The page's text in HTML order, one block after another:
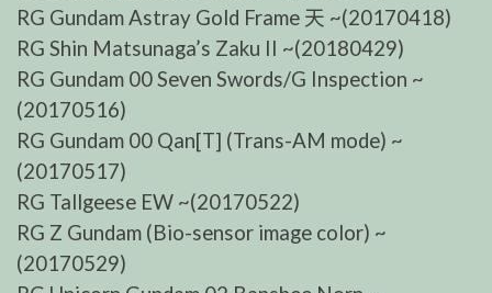
RG Gundam Astray Gold Frame 天 ~(20170418)
RG Shin Matsunaga’s Zaku II ~(20180429)
RG Gundam 00 Seven Swords/G Inspection ~
(20170516)
RG Gundam 00 Qan[T] (Trans-AM mode) ~
(20170517)
RG Tallgeese EW ~(20170522)
RG Z Gundam (Bio-sensor image color) ~
(20170529)